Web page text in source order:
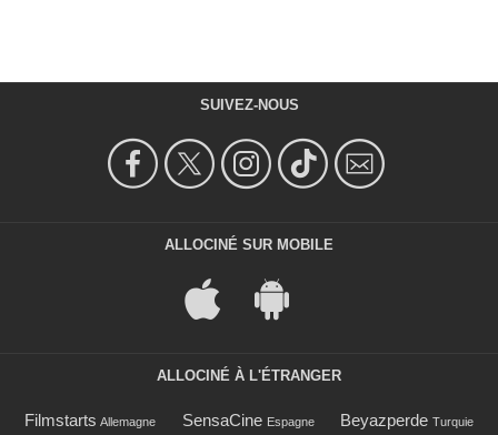
SUIVEZ-NOUS
ALLOCINÉ SUR MOBILE
ALLOCINÉ À L'ÉTRANGER
Filmstarts Allemagne SensaCine Espagne Beyazperde Turquie